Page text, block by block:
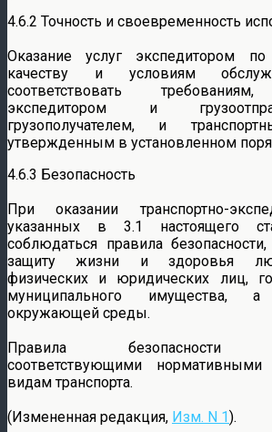
4.6.2 Точность и своевременность
Оказание услуг экспедитором
качеству и условиям
соответствовать
экспедитором и
грузополучателем, и
утвержденным в установленном
4.6.3 Безопасность
При оказании транспортно-
указанных в 3.1 настоящего
соблюдаться правила
защиту жизни и здоровья
физических и юридических лиц,
муниципального имущества,
окружающей среды.
Правила безопасности
соответствующими
видам транспорта.
(Измененная редакция, Изм. N 1).